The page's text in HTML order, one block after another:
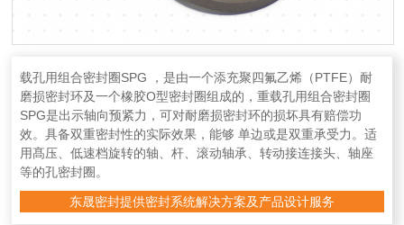
载孔用组合密封圈SPG ，是由一个添充聚四氟乙烯（PTFE）耐
磨损密封环及一个橡胶O型密封圈组成的，重载孔用组合密封圈
SPG是出示轴向预紧力，可对耐磨损密封环的损坏具有赔偿功
效。具备双重密封性的实际效果，能够 单边或是双重承受力。适
用髙压、低速档旋转的轴、杆、滚动轴承、转动接连接头、轴座
等的孔密封圈。
东晟密封提供密封系统解决方案及产品设计服务